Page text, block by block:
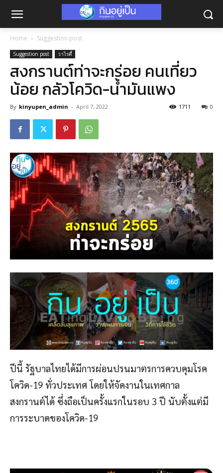
Home Suggestion post
Suggestion post วาไรตี้
สงกรานต์ท่าจะกร่อย คนเที่ยว
น้อย กลัวโควิด-น้ำมันแพง
By kinyupen_admin - April 7, 2022 0
1711
ปีนี้ รัฐบาลไทยได้มีการผ่อนปรนมาตรการควบคุมโรค
โควิด-19 ทั่วประเทศ โดยให้จัดงานในเทศกาล
สงกรานต์ได้ ซึ่งถือเป็นครั้งแรกในรอบ 3 ปี นับตั้งแต่มี
การระบาดของโควิด-19